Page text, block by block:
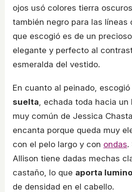
ojos usó colores tierra
también negro para las líneas
que escogió es de un precioso
elegante y perfecto al
esmeralda del vestido.
En cuanto al peinado, escogió
suelta , echada toda hacia
muy común de Jessica
encanta porque queda muy
con el pelo largo y con ondas.
Allison tiene dadas mechas
castaño, lo que aporta
de densidad en el cabello.